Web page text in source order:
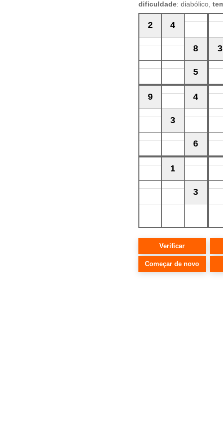
dificuldade: diabólico,
2 4
8
5
3
9 4
3
6
1
3